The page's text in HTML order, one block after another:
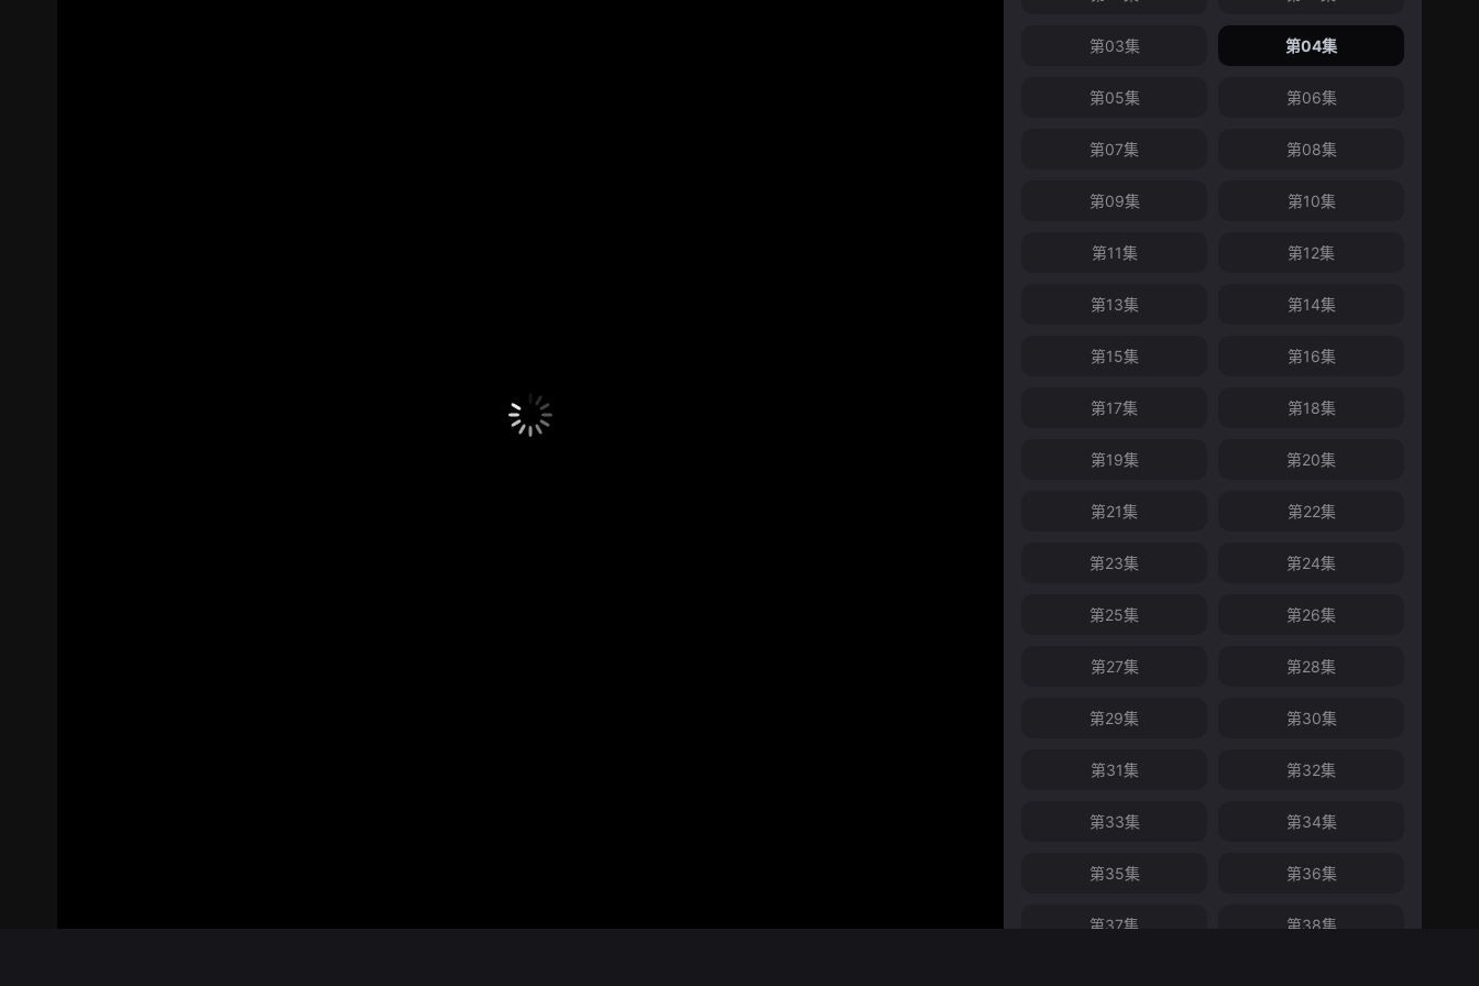
第03集 第04集
第05集 第06集
第07集 第08集
第09集 第10集
第11集 第12集
第13集 第14集
第15集 第16集
第17集 第18集
第19集 第20集
第21集 第22集
第23集 第24集
第25集 第26集
第27集 第28集
第29集 第30集
第31集 第32集
第33集 第34集
第35集 第36集
第37集 第38集